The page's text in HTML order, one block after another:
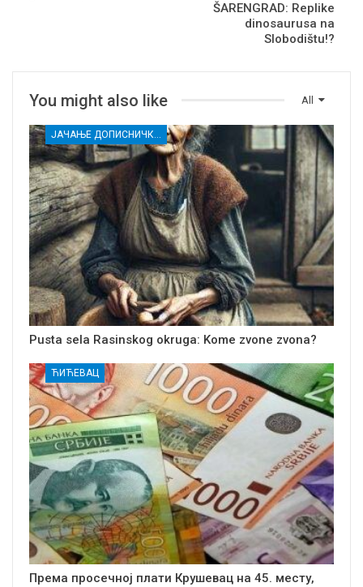
ŠARENGRAD: Replike
dinosaurusa na
Slobodištu!?
All
You might also like
ЈАЧАЊЕ ДОПИСНИЧКЕ МРЕЖЕ НЕЗАВИСНИХ МЕДИЈА У РАСИНСКОМ ОКРУГУ
Pusta sela Rasinskog okruga: Kome zvone zvona?
ЋИЋЕВАЦ
Према просечној плати Крушевац на 45. месту,